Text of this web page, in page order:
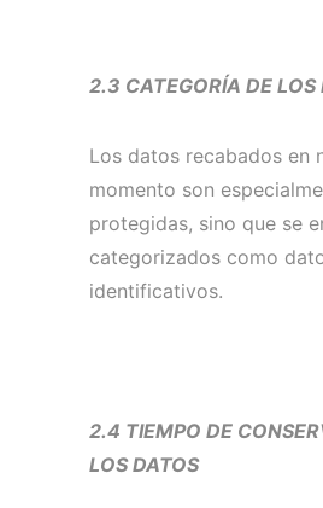
2.3 CATEGORÍA DE LOS
Los datos recabados en
momento son
protegidas, sino que se
categorizados como
identificativos.
2.4 TIEMPO DE
LOS DATOS